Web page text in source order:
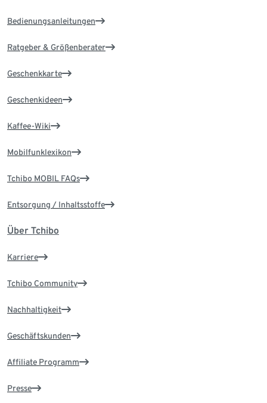
Bedienungsanleitungen
Ratgeber & Größenberater
Geschenkkarte
Geschenkideen
Kaffee-Wiki
Mobilfunklexikon
Tchibo MOBIL FAQs
Entsorgung / Inhaltsstoffe
Über Tchibo
Karriere
Tchibo Community
Nachhaltigkeit
Geschäftskunden
Affiliate Programm
Presse